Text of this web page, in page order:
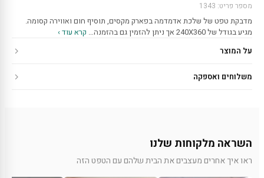
מספר פריט: 1343
מדבקת טפט של שלכת אדמדמה בפארק מקסים, תוסיף חום ואווירה קסומה.
מגיע בגודל של 240X360 אך ניתן להזמין גם בהזמנה…
קרא עוד ›
על המוצר
משלוחים ואספקה
השראה מלקוחות שלנו
ראו איך אחרים מעצבים את הבית שלהם עם הטפט הזה